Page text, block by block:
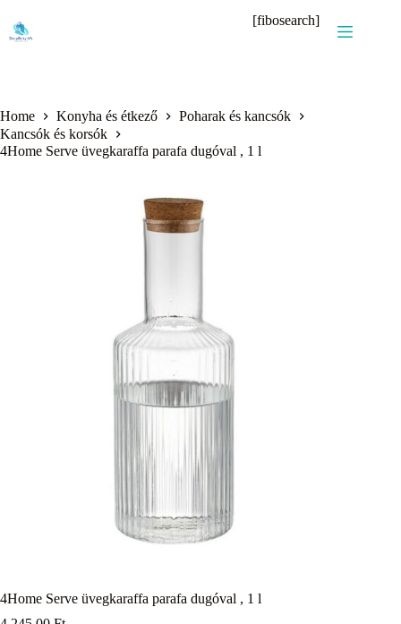
content
[fibosearch]
Home Konyha és étkező
Poharak és kancsók
Kancsók és korsók
4Home Serve üvegkaraffa parafa dugóval , 1 l
4Home Serve üvegkaraffa parafa dugóval , 1 l